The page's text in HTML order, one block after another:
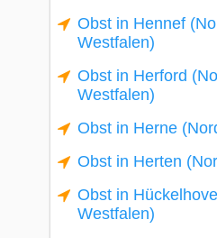
Obst in Hennef
Westfalen)
Obst in Herford
Westfalen)
Obst in Herne
Obst in Herten
Obst in
Westfalen)